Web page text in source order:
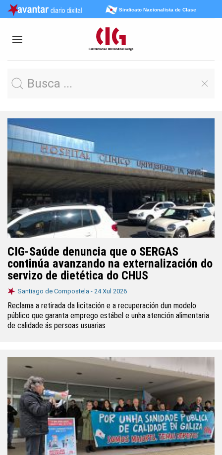
Sindicato Nacionalista de Clase
CIG-Saúde denuncia que o SERGAS
continúa avanzando na externalización do
servizo de dietética do CHUS
Santiago de Compostela - 24 Xul 2026
Reclama a retirada da licitación e a recuperación dun modelo
público que garanta emprego estábel e unha atención alimentaria
de calidade ás persoas usuarias